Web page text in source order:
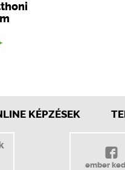
KÉPZÉSEK
ember